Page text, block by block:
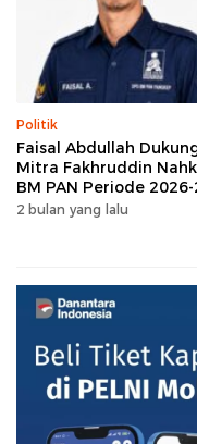
Politik
Faisal Abdullah
Mitra Fakhruddin
BM PAN Periode 2026-
2 bulan yang lalu